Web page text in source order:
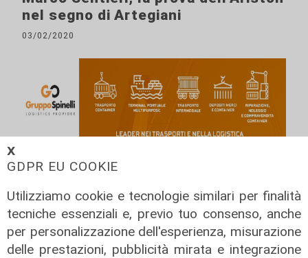
𝗫
GDPR EU COOKIE
Utilizziamo cookie e tecnologie similari per finalità
tecniche essenziali e, previo tuo consenso, anche
per personalizzazione dell'esperienza, misurazione
delle prestazioni, pubblicità mirata e integrazione
nel segno di Artegiani
03/02/2020
ALTRE NOTIZIE